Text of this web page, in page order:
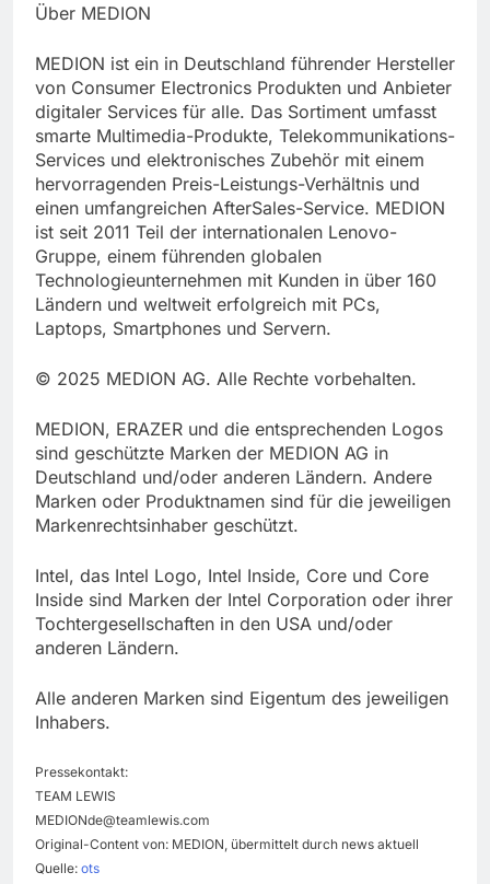
Über MEDION
MEDION ist ein in Deutschland führender Hersteller
von Consumer Electronics Produkten und Anbieter
digitaler Services für alle. Das Sortiment umfasst
smarte Multimedia-Produkte, Telekommunikations-
Services und elektronisches Zubehör mit einem
hervorragenden Preis-Leistungs-Verhältnis und
einen umfangreichen AfterSales-Service. MEDION
ist seit 2011 Teil der internationalen Lenovo-
Gruppe, einem führenden globalen
Technologieunternehmen mit Kunden in über 160
Ländern und weltweit erfolgreich mit PCs,
Laptops, Smartphones und Servern.
© 2025 MEDION AG. Alle Rechte vorbehalten.
MEDION, ERAZER und die entsprechenden Logos
sind geschützte Marken der MEDION AG in
Deutschland und/oder anderen Ländern. Andere
Marken oder Produktnamen sind für die jeweiligen
Markenrechtsinhaber geschützt.
Intel, das Intel Logo, Intel Inside, Core und Core
Inside sind Marken der Intel Corporation oder ihrer
Tochtergesellschaften in den USA und/oder
anderen Ländern.
Alle anderen Marken sind Eigentum des jeweiligen
Inhabers.
Pressekontakt:
TEAM LEWIS
MEDIONde@teamlewis.com
Original-Content von: MEDION, übermittelt durch news aktuell
Quelle: ots